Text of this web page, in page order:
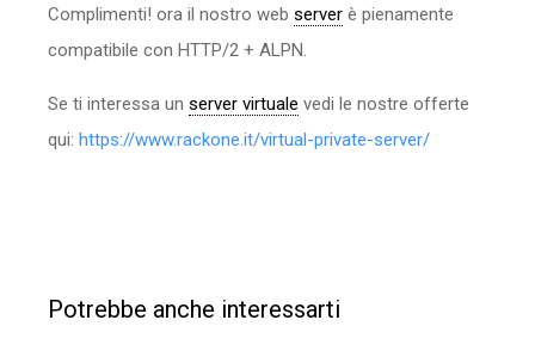
Complimenti! ora il nostro web server è pienamente
compatibile con HTTP/2 + ALPN.
Se ti interessa un server virtuale vedi le nostre offerte
qui: https://www.rackone.it/virtual-private-server/
Potrebbe anche interessarti